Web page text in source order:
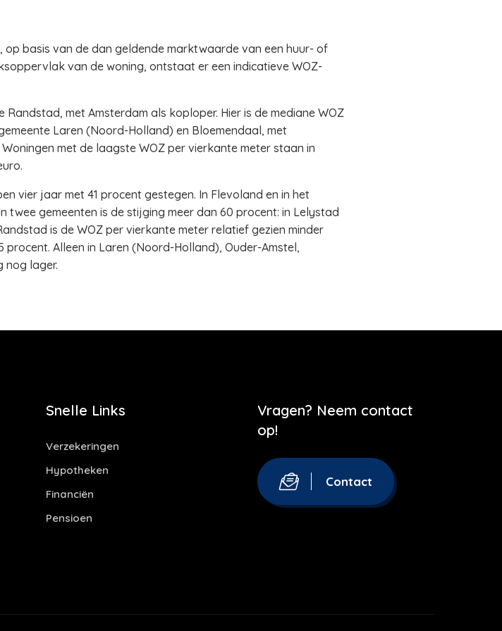
basis van de dan geldende marktwaarde van een huur- of
van de woning, ontstaat er een indicatieve WOZ-
met Amsterdam als koploper. Hier is de mediane WOZ
Laren (Noord-Holland) en Bloemendaal, met
met de laagste WOZ per vierkante meter staan in
vier jaar met 41 procent gestegen. In Flevoland en in het
gemeenten is de stijging meer dan 60 procent: in Lelystad
is de WOZ per vierkante meter relatief gezien minder
Alleen in Laren (Noord-Holland), Ouder-Amstel,
nog lager.
Snelle Links
Verzekeringen
Hypotheken
Financiën
Pensioen
Vragen? Neem contact
op!
Contact